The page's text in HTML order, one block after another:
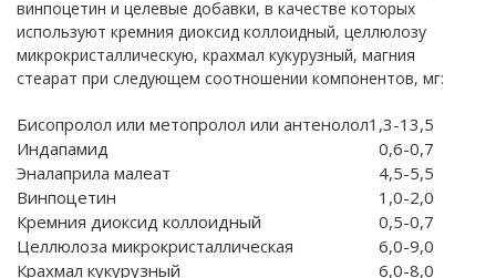
винпоцетин и целевые добавки, в качестве которых
используют кремния диоксид коллоидный, целлюлозу
микрокристаллическую, крахмал кукурузный, магния
стеарат при следующем соотношении компонентов, мг:
Бисопролол или метопролол или антенолол1,3-13,5
Индапамид
0,6-0,7
Эналаприла малеат
4,5-5,5
Винпоцетин
1,0-2,0
Кремния диоксид коллоидный
0,5-0,7
Целлюлоза микрокристаллическая
6,0-9,0
Крахмал кукурузный
6,0-8,0